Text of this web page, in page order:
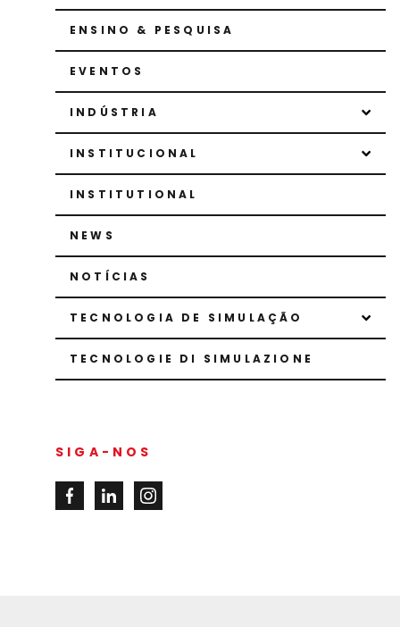
ENSINO & PESQUISA
EVENTOS
INDÚSTRIA
INSTITUCIONAL
INSTITUTIONAL
NEWS
NOTÍCIAS
TECNOLOGIA DE SIMULAÇÃO
TECNOLOGIE DI SIMULAZIONE
SIGA-NOS